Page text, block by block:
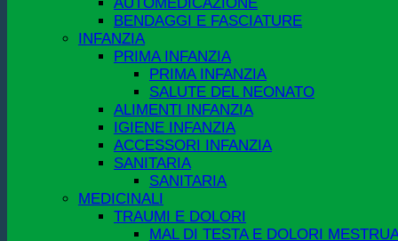
BENDAGGI E FASCIATURE
INFANZIA
PRIMA INFANZIA
PRIMA INFANZIA
SALUTE DEL NEONATO
ALIMENTI INFANZIA
IGIENE INFANZIA
ACCESSORI INFANZIA
SANITARIA
SANITARIA
MEDICINALI
TRAUMI E DOLORI
MAL DI TESTA E DOLORI